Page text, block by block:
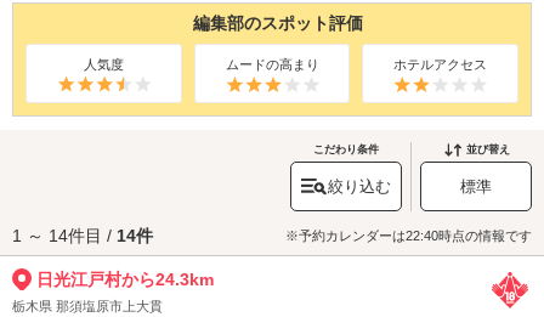
編集部のスポット評価
人気度 ムードの高まり ホテルアクセス
こだわり条件
絞り込む
並び替え
標準
1 ～ 14件目 / 14件 ※予約カレンダーは22:40時点の情報です
日光江戸村から24.3km
栃木県 那須塩原市上大貫